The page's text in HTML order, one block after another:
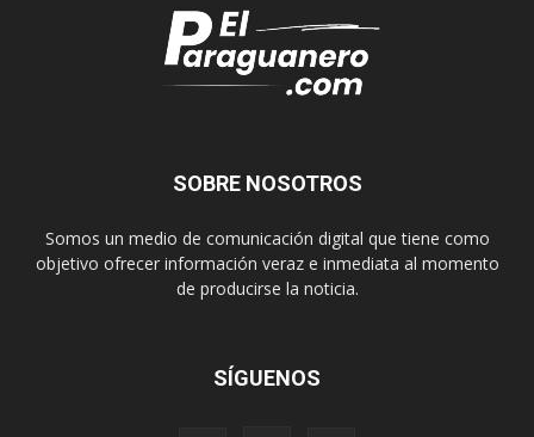
SOBRE NOSOTROS
Somos un medio de comunicación digital que tiene como
objetivo ofrecer información veraz e inmediata al momento
de producirse la noticia.
SÍGUENOS